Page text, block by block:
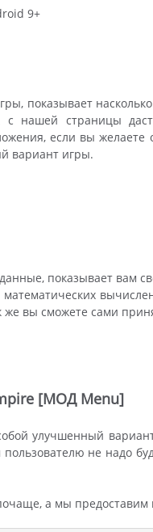
9+
показывает
с нашей страницы
если вы
вариант игры.
показывает вам
вы сможете сами
[МОД Menu]
улучшенный
не надо
а мы